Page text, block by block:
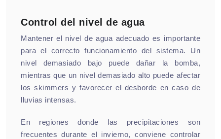
Control del nivel de agua
Mantener el nivel de agua adecuado es importante
para el correcto funcionamiento del sistema. Un
nivel demasiado bajo puede dañar la bomba,
mientras que un nivel demasiado alto puede afectar
los skimmers y favorecer el desborde en caso de
lluvias intensas.
En regiones donde las precipitaciones son
frecuentes durante el invierno, conviene controlar